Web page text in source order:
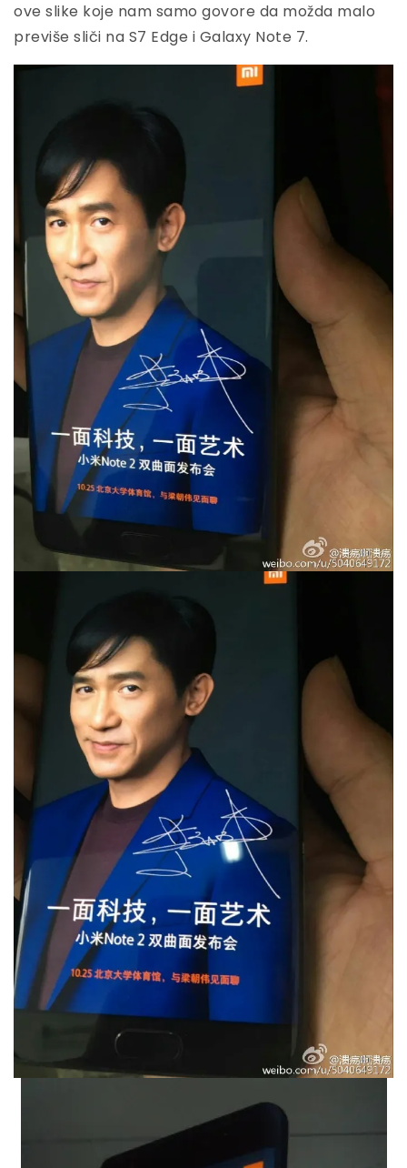
ove slike koje nam samo govore da možda malo
previše sliči na S7 Edge i Galaxy Note 7.